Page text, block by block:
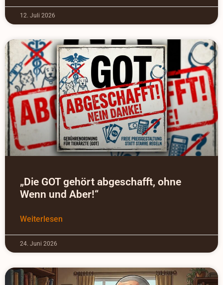
12. Juli 2026
„Die GOT gehört abgeschafft, ohne
Wenn und Aber!“
Weiterlesen
24. Juni 2026